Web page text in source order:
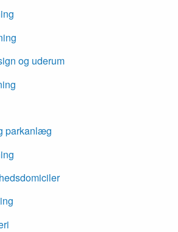
og uderum
parkanlæg